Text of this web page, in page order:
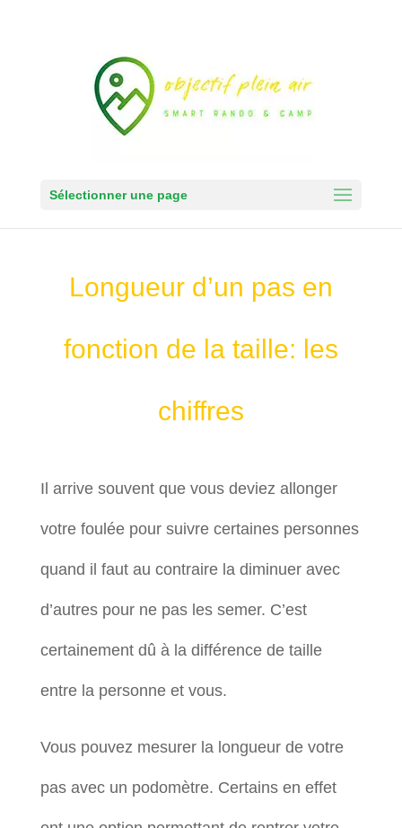
Sélectionner une page
Longueur d’un pas en
fonction de la taille: les
chiffres
Il arrive souvent que vous deviez allonger
votre foulée pour suivre certaines personnes
quand il faut au contraire la diminuer avec
d’autres pour ne pas les semer. C’est
certainement dû à la différence de taille
entre la personne et vous.
Vous pouvez mesurer la longueur de votre
pas avec un podomètre. Certains en effet